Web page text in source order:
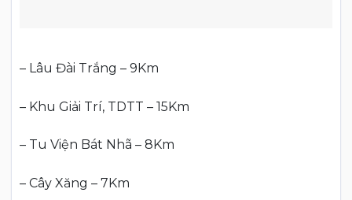
– Lâu Đài Trắng – 9Km
– Khu Giải Trí, TDTT – 15Km
– Tu Viện Bát Nhã – 8Km
– Cây Xăng – 7Km